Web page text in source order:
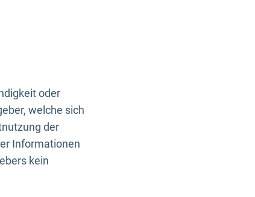
oder
welche sich
der
Informationen
kein